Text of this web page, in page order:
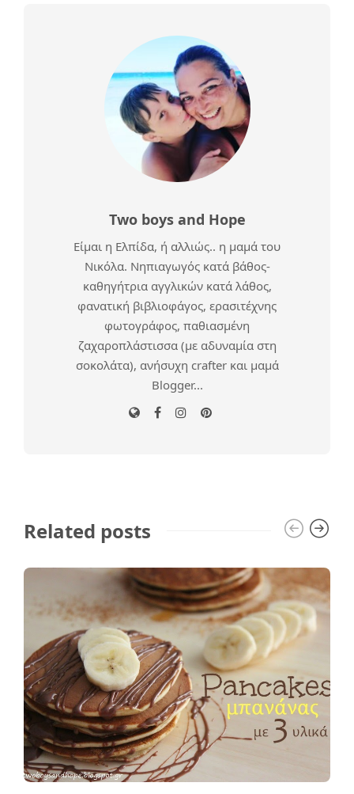
Two boys and Hope
Είμαι η Ελπίδα, ή αλλιώς.. η μαμά του
Νικόλα. Νηπιαγωγός κατά βάθος-
καθηγήτρια αγγλικών κατά λάθος,
φανατική βιβλιοφάγος, ερασιτέχνης
φωτογράφος, παθιασμένη
ζαχαροπλάστισσα (με αδυναμία στη
σοκολάτα), ανήσυχη crafter και μαμά
Blogger...
Related posts